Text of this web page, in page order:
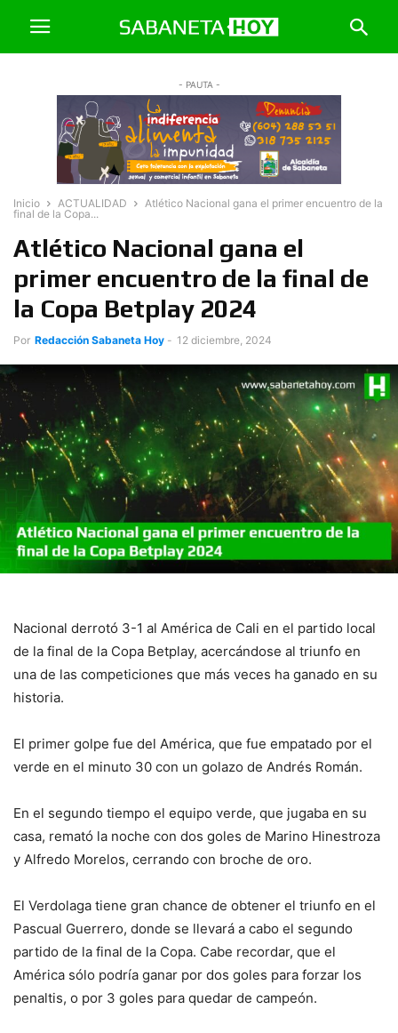
- PAUTA -
Inicio ACTUALIDAD
Atlético Nacional gana el primer encuentro de la
final de la Copa...
Atlético Nacional gana el
primer encuentro de la final de
la Copa Betplay 2024
Por Redacción Sabaneta Hoy - 12 diciembre, 2024
Nacional derrotó 3-1 al América de Cali en el partido local
de la final de la Copa Betplay, acercándose al triunfo en
una de las competiciones que más veces ha ganado en su
historia.
El primer golpe fue del América, que fue empatado por el
verde en el minuto 30 con un golazo de Andrés Román.
En el segundo tiempo el equipo verde, que jugaba en su
casa, remató la noche con dos goles de Marino Hinestroza
y Alfredo Morelos, cerrando con broche de oro.
El Verdolaga tiene gran chance de obtener el triunfo en el
Pascual Guerrero, donde se llevará a cabo el segundo
partido de la final de la Copa. Cabe recordar, que el
América sólo podría ganar por dos goles para forzar los
penaltis, o por 3 goles para quedar de campeón.